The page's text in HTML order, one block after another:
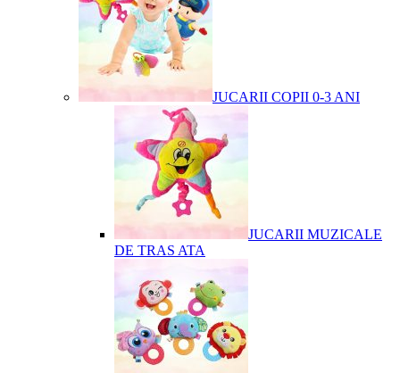
JUCARII COPII 0-3 ANI
JUCARII MUZICALE
DE TRAS ATA